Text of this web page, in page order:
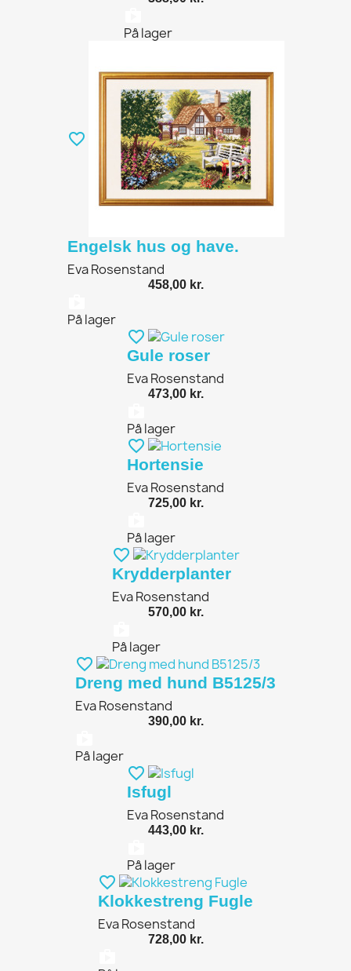
På lager
favorite_border
Engelsk hus og have.
Eva Rosenstand
458,00 kr.
På lager
favorite_border
Gule roser
Eva Rosenstand
473,00 kr.
På lager
favorite_border
Hortensie
Eva Rosenstand
725,00 kr.
På lager
favorite_border
Krydderplanter
Eva Rosenstand
570,00 kr.
På lager
favorite_border
Dreng med hund B5125/3
Eva Rosenstand
390,00 kr.
På lager
favorite_border
Isfugl
Eva Rosenstand
443,00 kr.
På lager
favorite_border
Klokkestreng Fugle
Eva Rosenstand
728,00 kr.